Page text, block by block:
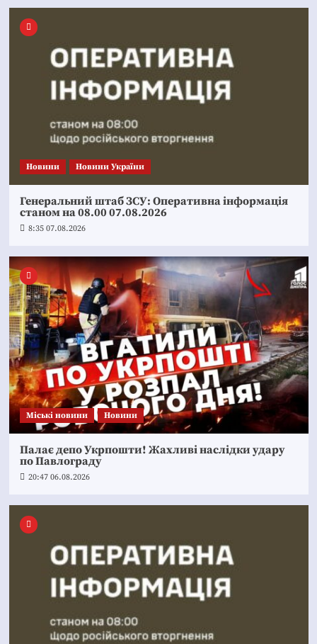
Новини Новини України
Генеральний штаб ЗСУ: Оперативна інформація
станом на 08.00 07.08.2026
8:35 07.08.2026
Mіські новини Новини
Палає депо Укрпошти! Жахливі наслідки удару
по Павлограду
20:47 06.08.2026